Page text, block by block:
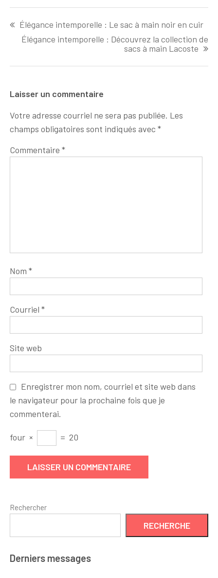
de
l'article
Élégance intemporelle : Le sac à main noir en cuir
Élégance intemporelle : Découvrez la collection de
sacs à main Lacoste
Laisser un commentaire
Votre adresse courriel ne sera pas publiée. Les
champs obligatoires sont indiqués avec *
Commentaire *
Nom *
Courriel *
Site web
Enregistrer mon nom, courriel et site web dans
le navigateur pour la prochaine fois que je
commenterai.
four × = 20
Rechercher
RECHERCHE
Derniers messages